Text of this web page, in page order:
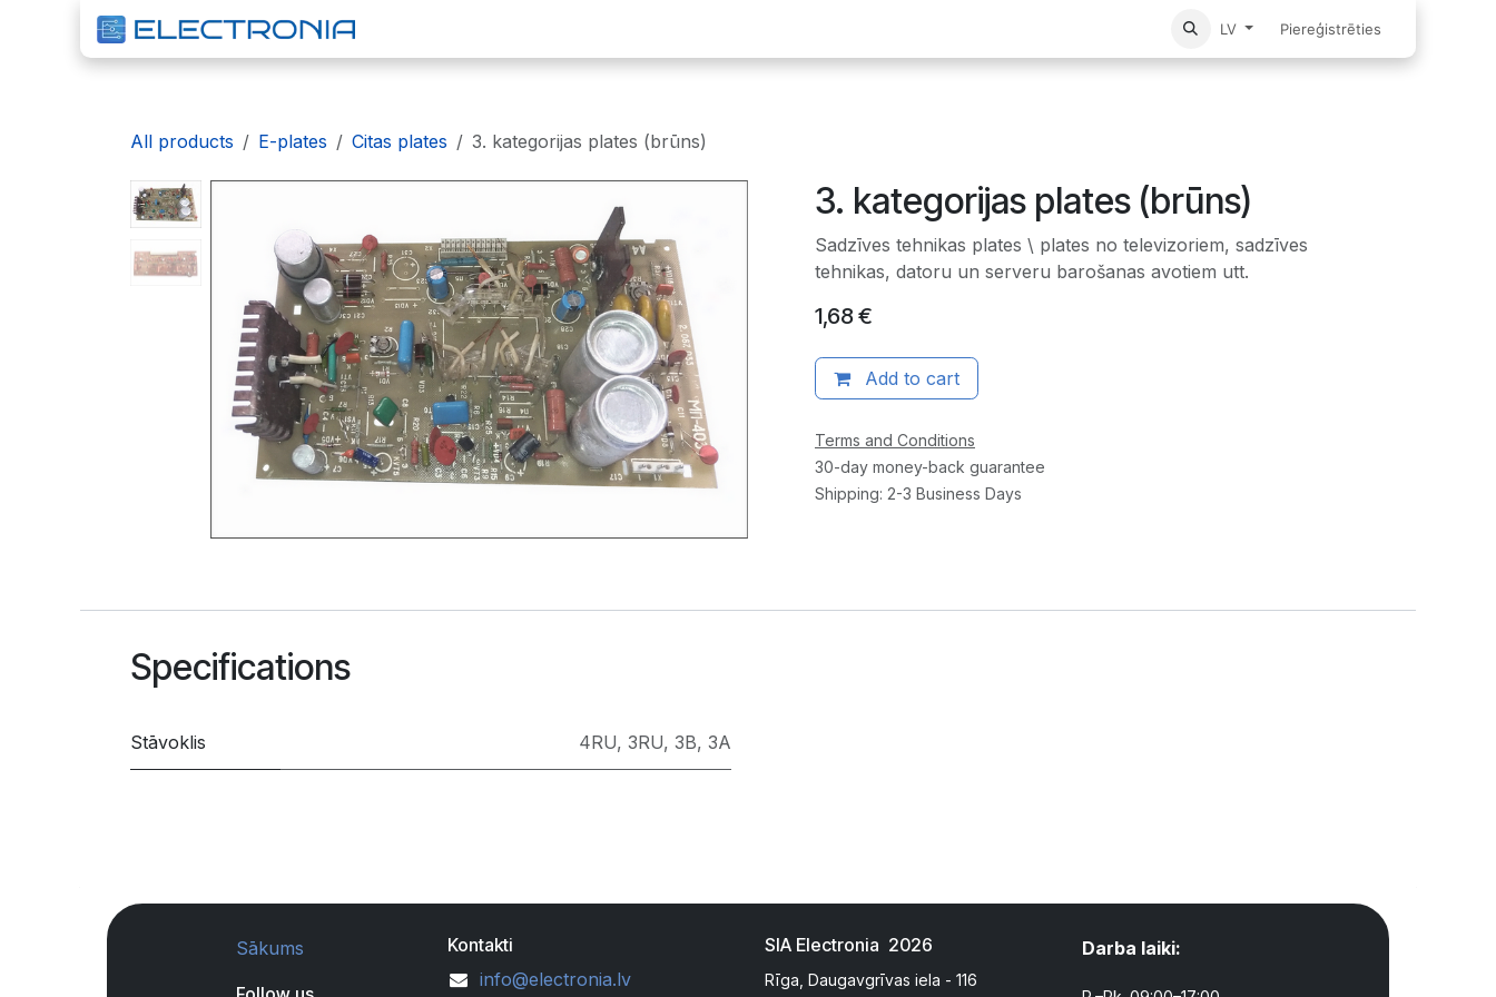
Pāriet pie satura
LV Piereģistrēties
All products E-plates Citas plates 3. kategorijas plates (brūns)
3. kategorijas plates (brūns)
Sadzīves tehnikas plates \ plates no televizoriem, sadzīves
tehnikas, datoru un serveru barošanas avotiem utt.
1,68€
Add to cart
Terms and Conditions
30-day money-back guarantee
Shipping: 2-3 Business Days
Specifications
Stāvoklis 4RU, 3RU, 3B, 3A
Sākums
Kontakti
info@electronia.lv
SIA Electronia 2026
Rīga, Daugavgrīvas iela - 116
Darba laiki: